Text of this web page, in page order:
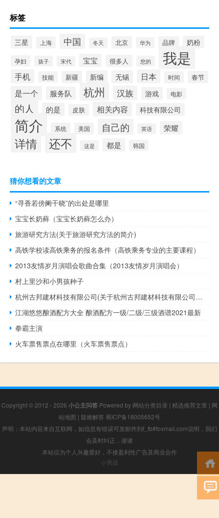
标签
三星 上海 中国 冬天 北京 华为 品牌 奶粉
孕妇 孩子 宋代 宝宝 很多人 您的 我是
手机 技能 新疆 新编 无锡 日本 时间 春节
是一个 服务队 杭州 汉族 游戏 电影
的人 的是 皮肤 相关内容 科技有限公司
简介 系统 美国 自己的 英语 荣耀
详情 还不 这是 都是 韩国
猜你想看的文章
“寻香若傍阑干晓”的出处是哪里
宝宝长奶藓（宝宝长奶藓怎么办）
旅游研究方法(关于旅游研究方法的简介)
高铁学校读高铁乘务的报名条件（高铁乘务专业的主要课程）
2013友情岁月演唱会歌曲合集（2013友情岁月演唱会）
村上里沙和小男孩种子
杭州古邦建材科技有限公司(关于杭州古邦建材科技有限公司的简介)
江湖悠悠酿酒配方大全 酿酒配方一级/二级/三级酒谱2021最新
拳霸主演
火车票售票点在哪里（火车票售票点）
Copyright © 2012 - 2026 小公主问答 Powered by 网站分类目录 | 精选推荐文章 | 网
站地图 | 疑难解答 蜀ICP备18005652号
声明：本站内容来自互联网，如信息有错误可发邮件到f_fb#foxmail.com说明，我们
会及时纠正，谢谢
本站仅为个人兴趣爱好，不接盈利性广告及商业合作
小男孩